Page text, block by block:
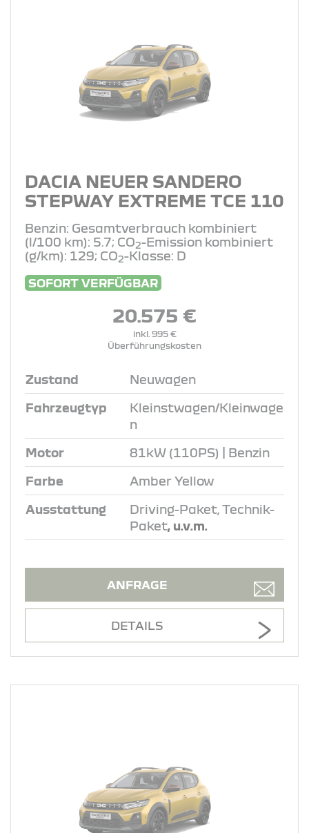
DACIA NEUER SANDERO
STEPWAY EXTREME TCE 110
Benzin: Gesamtverbrauch kombiniert
(l/100 km): 5.7; CO2-Emission kombiniert
(g/km): 129; CO2-Klasse: D
SOFORT VERFÜGBAR
20.575 €
inkl. 995 €
Überführungskosten
Zustand Neuwagen
Fahrzeugtyp
Kleinstwagen/Kleinwage
n
Motor 81kW (110PS) | Benzin
Farbe Amber Yellow
Ausstattung
Driving-Paket, Technik-
Paket, u.v.m.
ANFRAGE
DETAILS